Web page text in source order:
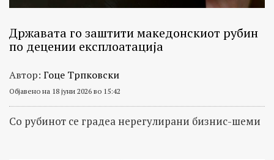
Државата го заштити македонскиот рубин
по децении експлоатација
Автор: Гоце Трпковски
Објавено на 18 јуни 2026 во 15:42
Со рубинот се градеа нерегулирани бизнис-шеми